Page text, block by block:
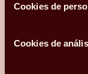
Cookies de
Cookies de
Una